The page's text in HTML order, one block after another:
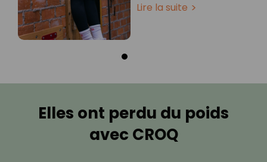
Lire la suite
Elles ont perdu du poids
avec CROQ